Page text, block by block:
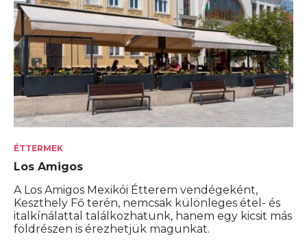
ÉTTERMEK
Los Amigos
A Los Amigos Mexikói Étterem vendégeként,
Keszthely Fő terén, nemcsak különleges étel- és
italkínálattal találkozhatunk, hanem egy kicsit más
földrészen is érezhetjük magunkat.